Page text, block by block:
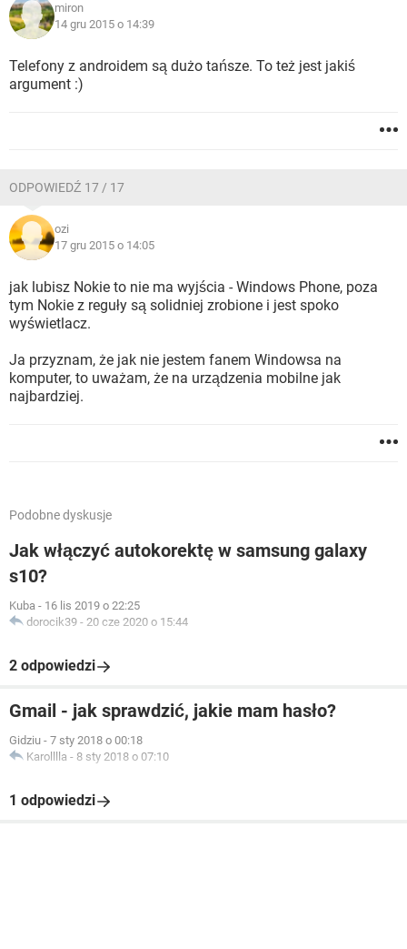
miron
14 gru 2015 o 14:39
Telefony z androidem są dużo tańsze. To też jest jakiś
argument :)
ODPOWIEDŹ 17 / 17
ozi
17 gru 2015 o 14:05
jak lubisz Nokie to nie ma wyjścia - Windows Phone, poza
tym Nokie z reguły są solidniej zrobione i jest spoko
wyświetlacz.
Ja przyznam, że jak nie jestem fanem Windowsa na
komputer, to uważam, że na urządzenia mobilne jak
najbardziej.
Podobne dyskusje
Jak włączyć autokorektę w samsung galaxy
s10?
Kuba - 16 lis 2019 o 22:25
dorocik39 - 20 cze 2020 o 15:44
2 odpowiedzi
Gmail - jak sprawdzić, jakie mam hasło?
Gidziu - 7 sty 2018 o 00:18
Karolllla - 8 sty 2018 o 07:10
1 odpowiedzi